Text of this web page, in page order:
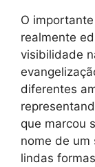
O
realmente
visibilidade
diferentes
que marcou
nome de um
lindas